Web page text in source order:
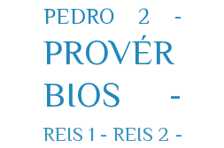
PEDRO 2 -
PROVÉR
BIOS -
REIS 1 - REIS 2 -